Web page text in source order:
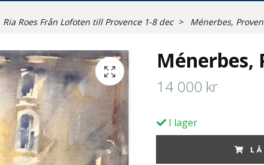
Ria Roes Från Lofoten till Provence 1-8 dec Ménerbes,
Ménerbes,
14 000 kr
I lager